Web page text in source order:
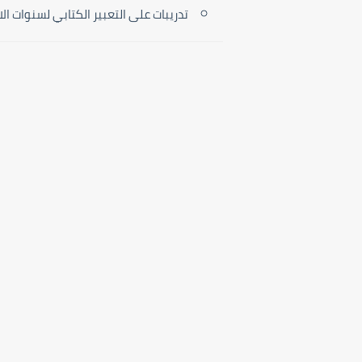
تدريبات على التعبير الكتابي لسنوات